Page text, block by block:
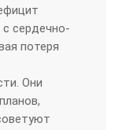
сердечно-
потеря
Они